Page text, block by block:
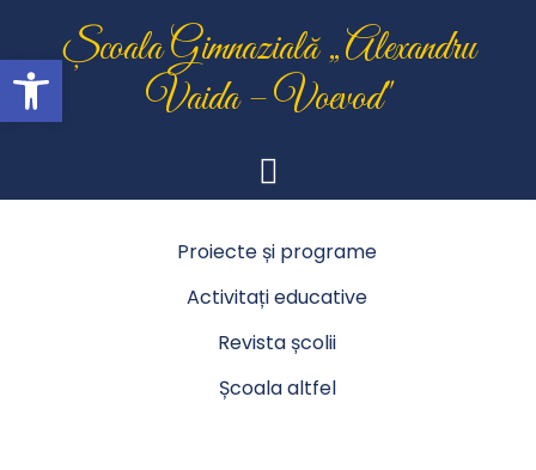
Open toolbar
content
Școala Gimnazială „Alexandru
Vaida – Voevod"
Proiecte și programe
Activitați educative
Revista școlii
Școala altfel